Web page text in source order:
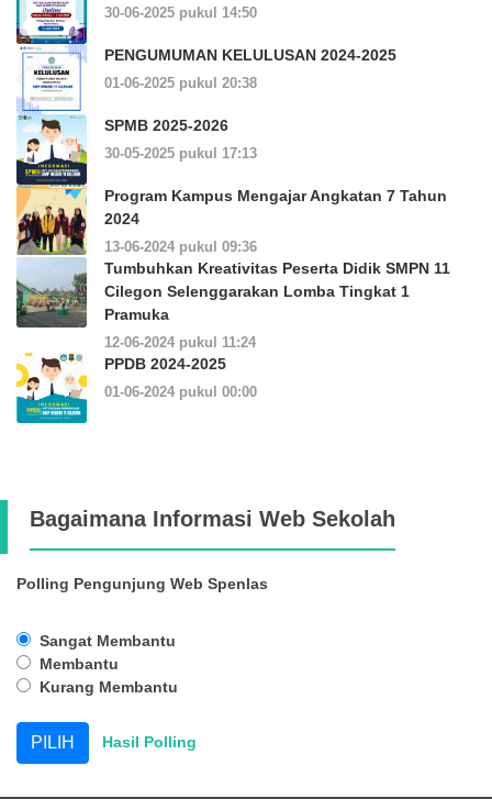
30-06-2025 pukul 14:50
PENGUMUMAN KELULUSAN 2024-2025
01-06-2025 pukul 20:38
SPMB 2025-2026
30-05-2025 pukul 17:13
Program Kampus Mengajar Angkatan 7 Tahun
2024
13-06-2024 pukul 09:36
Tumbuhkan Kreativitas Peserta Didik SMPN 11
Cilegon Selenggarakan Lomba Tingkat 1
Pramuka
12-06-2024 pukul 11:24
PPDB 2024-2025
01-06-2024 pukul 00:00
Bagaimana Informasi Web Sekolah
Polling Pengunjung Web Spenlas
Sangat Membantu
Membantu
Kurang Membantu
Hasil Polling